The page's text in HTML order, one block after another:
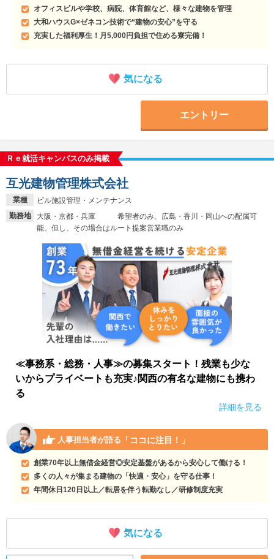
オフィスビルや学校、病院、体育館など、様々な建物を管理
大和ハウスG×ゼネコン技術で“建物の安心”を守る
充実した福利厚生！月5,000円負担で住める寮完備！
気になる
エントリー
Ｒｅ就活キャンパスのみ掲載
業種
ビル施設管理・メンテナンス
勤務地
大阪・京都・兵庫 希望者のみ、広島・香川・岡山への配属可
能。但し、その場合はルート提案営業職のみ
互光建物管理株式会社
≪事務系・総務・人事≫の募集スタート！残業も少な
いからプライベートも充実♪関西の有名な建物にも携わ
る
詳細を見る
人事担当者が語る 「ココに注目！」
創業70年以上無借金経営◎安定基盤があるから安心して働ける！
多くの人々が集まる建物の「快適・安心」を守る仕事！
年間休日120日以上／転居を伴う転勤なし／研修制度充実
気になる